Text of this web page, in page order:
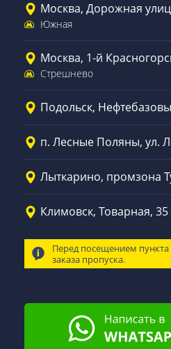
Москва, Дорожная
Южная
Москва, 1-й
Стрешнево
Подольск,
п. Лесные Поляны, ул.
Лыткарино, промзона
Климовск, Товарная, 35
Перед посещением
заказа пропуска.